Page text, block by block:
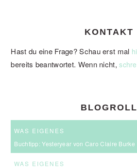
KONTAKT
Hast du eine Frage? Schau erst mal
bereits beantwortet. Wenn nicht,
BLOGROLL
WAS EIGENES
Buchtipp: Yesteryear von Caro Claire Burke
WAS EIGENES